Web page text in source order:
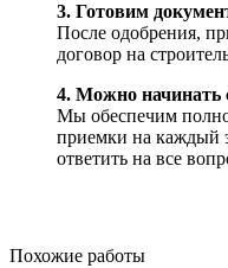
3. Готовим
После одобрения,
договор на
4. Можно начинать
Мы обеспечим
приемки на каждый
ответить на все
Похожие работы